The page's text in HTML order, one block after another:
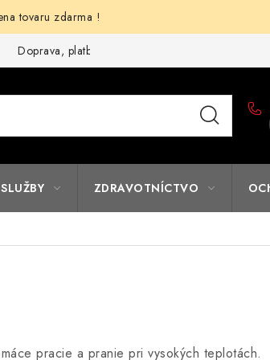
tovaru zdarma !
Doprava, platba a zľavy
ZDRAVOTNÍCTVO
pracie a pranie pri vysokých teplotách.